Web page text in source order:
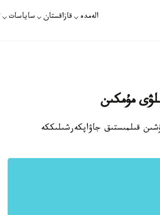
الەمدە قازاقستان ساياسات
مۇمكىن
قىلمىستىق جاۋاپكەرشىلىككە